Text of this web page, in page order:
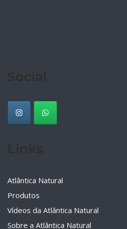
Atlântica Natural
Produtos
Vídeos da Atlântica Natural
Sobre a Atlântica Natural